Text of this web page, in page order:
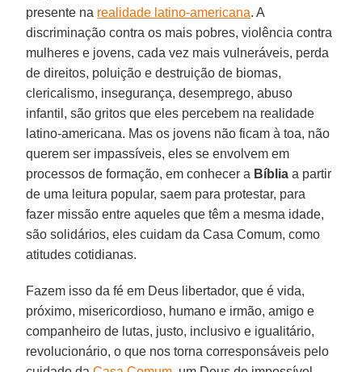
presente na realidade latino-americana. A
discriminação contra os mais pobres, violência contra
mulheres e jovens, cada vez mais vulneráveis, perda
de direitos, poluição e destruição de biomas,
clericalismo, insegurança, desemprego, abuso
infantil, são gritos que eles percebem na realidade
latino-americana. Mas os jovens não ficam à toa, não
querem ser impassíveis, eles se envolvem em
processos de formação, em conhecer a Bíblia a partir
de uma leitura popular, saem para protestar, para
fazer missão entre aqueles que têm a mesma idade,
são solidários, eles cuidam da Casa Comum, como
atitudes cotidianas.
Fazem isso da fé em Deus libertador, que é vida,
próximo, misericordioso, humano e irmão, amigo e
companheiro de lutas, justo, inclusivo e igualitário,
revolucionário, o que nos torna corresponsáveis pelo